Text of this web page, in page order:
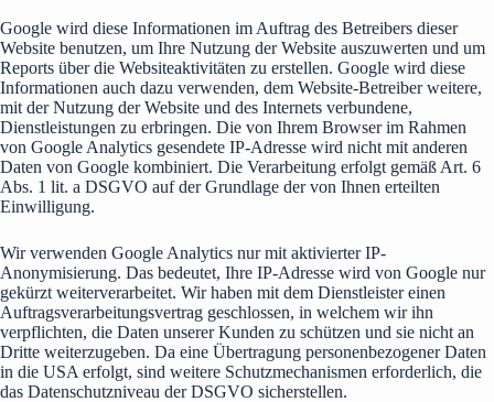
Google wird diese Informationen im Auftrag des Betreibers dieser
Website benutzen, um Ihre Nutzung der Website auszuwerten und um
Reports über die Websiteaktivitäten zu erstellen. Google wird diese
Informationen auch dazu verwenden, dem Website-Betreiber weitere,
mit der Nutzung der Website und des Internets verbundene,
Dienstleistungen zu erbringen. Die von Ihrem Browser im Rahmen
von Google Analytics gesendete IP-Adresse wird nicht mit anderen
Daten von Google kombiniert. Die Verarbeitung erfolgt gemäß Art. 6
Abs. 1 lit. a DSGVO auf der Grundlage der von Ihnen erteilten
Einwilligung.
Wir verwenden Google Analytics nur mit aktivierter IP-
Anonymisierung. Das bedeutet, Ihre IP-Adresse wird von Google nur
gekürzt weiterverarbeitet. Wir haben mit dem Dienstleister einen
Auftragsverarbeitungsvertrag geschlossen, in welchem wir ihn
verpflichten, die Daten unserer Kunden zu schützen und sie nicht an
Dritte weiterzugeben. Da eine Übertragung personenbezogener Daten
in die USA erfolgt, sind weitere Schutzmechanismen erforderlich, die
das Datenschutzniveau der DSGVO sicherstellen.